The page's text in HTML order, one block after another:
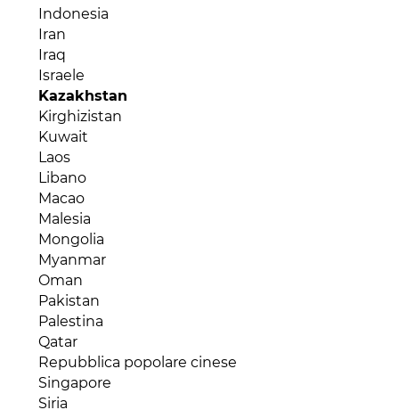
Liberia
Libia
Madagascar
Malawi
Mali
Marocco
Mauritania
Mauritius
Mozambico
Niger
Nigeria
Repubblica Centraficana
Repubblica del Congo (Congo-Brazaville)
Repubblica Democratica del Congo
Ruanda
Senegal
Seychelles
Sierra Leone
Somalia
Haiti
Honduras
Messico
Nicaragua
Panama
Paraguay
Perù
Repubblica Dominicana
Saint Lucia
Stati Uniti
Suriname
Trinidad e Tobago
Uruguay
Venezuela
Indonesia
Iran
Iraq
Israele
Kazakhstan
Kirghizistan
Kuwait
Laos
Libano
Macao
Malesia
Mongolia
Myanmar
Oman
Pakistan
Palestina
Qatar
Repubblica popolare cinese
Singapore
Siria